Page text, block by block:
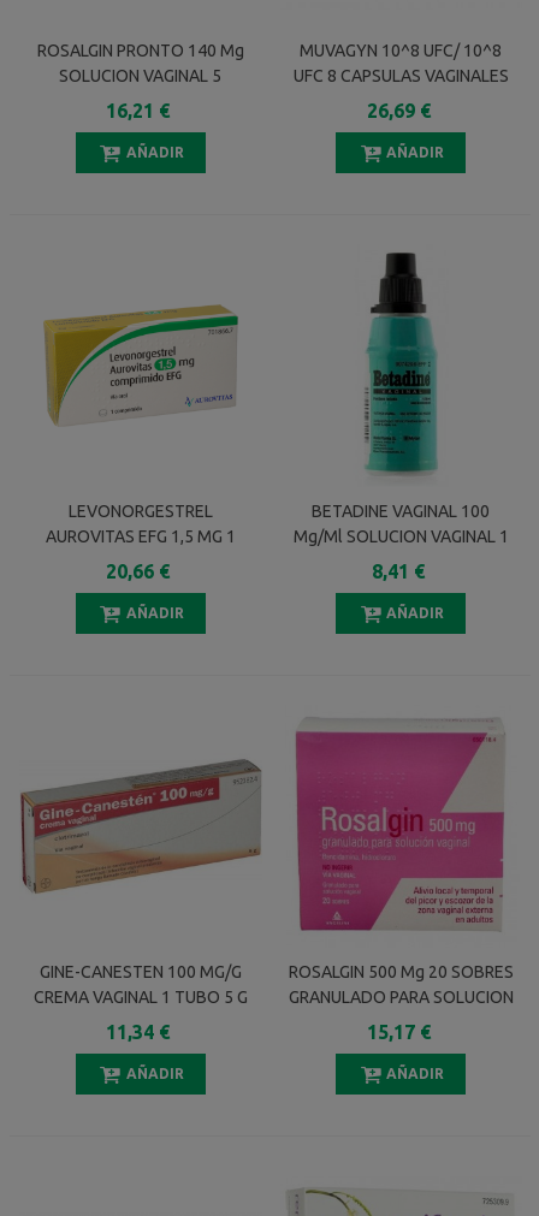
ROSALGIN PRONTO 140 Mg
SOLUCION VAGINAL 5
ENVASES UNIDOSIS 140 Ml
16,21 €
AÑADIR
MUVAGYN 10^8 UFC/ 10^8
UFC 8 CAPSULAS VAGINALES
26,69 €
AÑADIR
LEVONORGESTREL
AUROVITAS EFG 1,5 MG 1
COMPRIMIDO
20,66 €
AÑADIR
BETADINE VAGINAL 100
Mg/ml SOLUCION VAGINAL 1
FRASCO 125 Ml
8,41 €
AÑADIR
GINE-CANESTEN 100 MG/G
CREMA VAGINAL 1 TUBO 5 G
11,34 €
AÑADIR
ROSALGIN 500 Mg 20 SOBRES
GRANULADO PARA SOLUCION
VAGINAL
15,17 €
AÑADIR